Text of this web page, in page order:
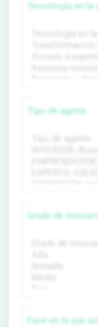
Tecnología en
Tipo de agente
Grado de
Fase en la que